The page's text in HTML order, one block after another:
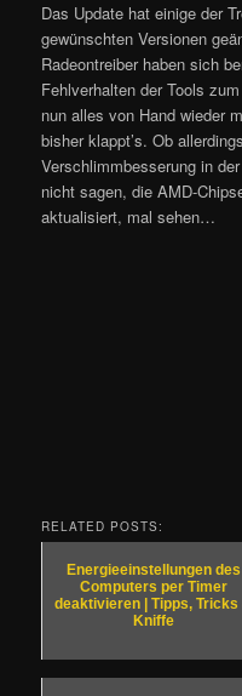
Das Update hat einige der
gewünschten Versionen
Radeontreiber haben sich
Fehlverhalten der Tools
nun alles von Hand wieder
bisher klappt’s. Ob
Verschlimmbesserung in
nicht sagen, die AMD-
aktualisiert, mal sehen…
RELATED POSTS:
Energieeinstellungen des
Computers per Timer
deaktivieren | Tipps, Tricks
Kniffe